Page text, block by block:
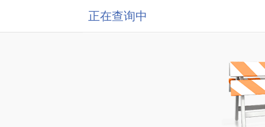
正在查询中